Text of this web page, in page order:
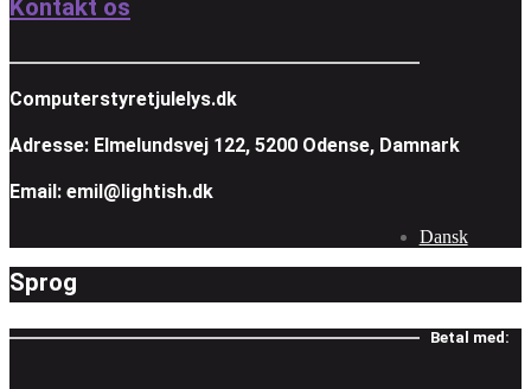
Kontakt os
Computerstyretjulelys.dk
Adresse: Elmelundsvej 122, 5200 Odense, Damnark
Email: emil@lightish.dk
Sprog
Dansk
Betal med: